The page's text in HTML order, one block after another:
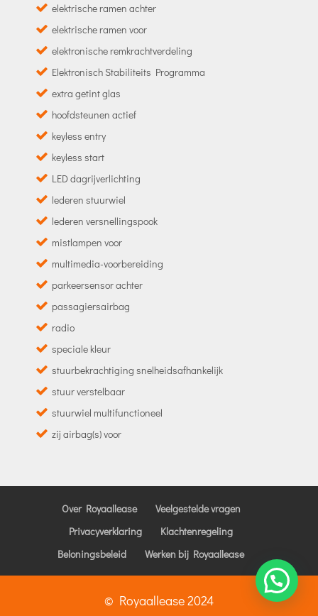
elektrische ramen achter
elektrische ramen voor
elektronische remkrachtverdeling
Elektronisch Stabiliteits Programma
extra getint glas
hoofdsteunen actief
keyless entry
keyless start
LED dagrijverlichting
lederen stuurwiel
lederen versnellingspook
mistlampen voor
multimedia-voorbereiding
parkeersensor achter
passagiersairbag
radio
speciale kleur
stuurbekrachtiging snelheidsafhankelijk
stuur verstelbaar
stuurwiel multifunctioneel
zij airbag(s) voor
Over Royaallease
Veelgestelde vragen
Privacyverklaring
Klachtenregeling
Beloningsbeleid
Werken bij Royaallease
© Royaallease 2024